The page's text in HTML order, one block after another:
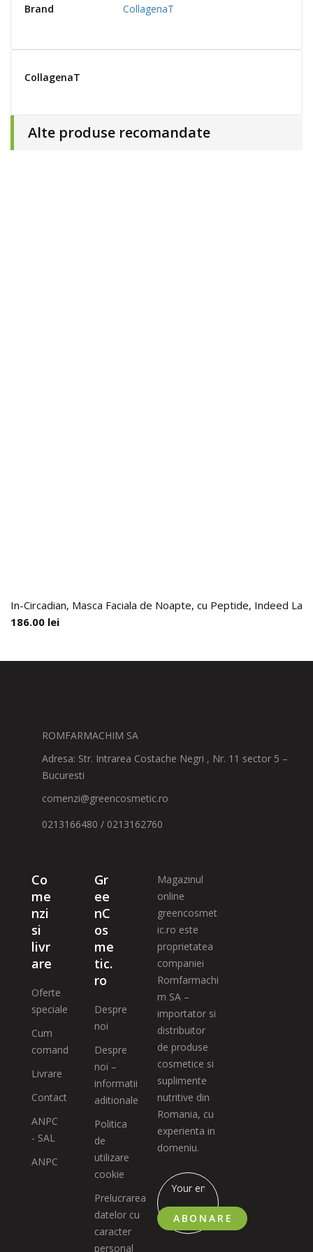
Brand CollagenaT
CollagenaT
Alte produse recomandate
In-Circadian, Masca Faciala de Noapte, cu Peptide, Indeed
186.00 lei
ROMFARMACHIM SA
Adresa: Str. Intrarea Costache Negri , Nr. 11 sector 5 –
Bucuresti
comenzi@greencosmetic.ro
0213166480 / 0213162760
Co
me
nzi
si
livr
are
Oferte
speciale
Cum
comand
Livrare
Contact
ANPC
- SAL
ANPC
Gr
ee
nC
os
me
tic.
ro
Despre
noi
Despre
noi –
informatii
aditionale
Politica
de
utilizare
cookie
Prelucrarea
datelor cu
caracter
personal
Magazinul
online
greencosmet
ic.ro este
proprietatea
companiei
Romfarmachi
m SA –
importator si
distribuitor
de produse
cosmetice si
suplimente
nutritive din
Romania, cu
experienta in
domeniu.
ABONARE